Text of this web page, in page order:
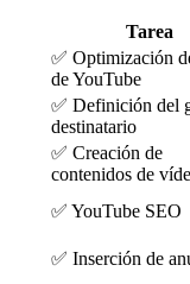
Tarea
✅ Optimización
de YouTube
✅ Definición del
destinatario
✅ Creación de
contenidos de
✅ YouTube SEO
✅ Inserción de